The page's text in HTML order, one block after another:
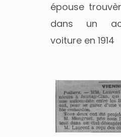
épouse
dans un
voiture en 1914